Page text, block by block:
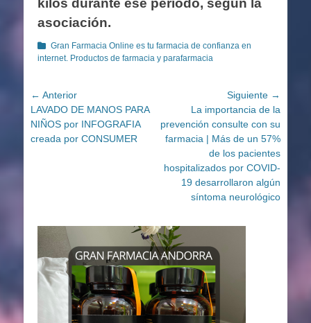
kilos durante ese período, según la
asociación.
Categorías
Gran Farmacia Online es tu farmacia de confianza en
internet. Productos de farmacia y parafarmacia
Navegación
de
entradas
← Anterior
Entrada
anterior:
LAVADO DE MANOS PARA
NIÑOS por INFOGRAFIA
creada por CONSUMER
Siguiente →
siguiente:
La importancia de la
prevención consulte con su
farmacia | Más de un 57%
de los pacientes
hospitalizados por COVID-
19 desarrollaron algún
síntoma neurológico